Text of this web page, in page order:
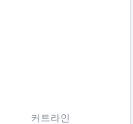
커트라인